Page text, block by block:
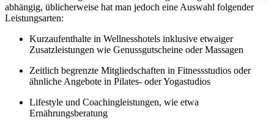
abhängig, üblicherweise hat man jedoch eine Auswahl folgender
Leistungsarten:
Kurzaufenthalte in Wellnesshotels inklusive etwaiger
Zusatzleistungen wie Genussgutscheine oder Massagen
Zeitlich begrenzte Mitgliedschaften in Fitnessstudios oder
ähnliche Angebote in Pilates- oder Yogastudios
Lifestyle und Coachingleistungen, wie etwa
Ernährungsberatung